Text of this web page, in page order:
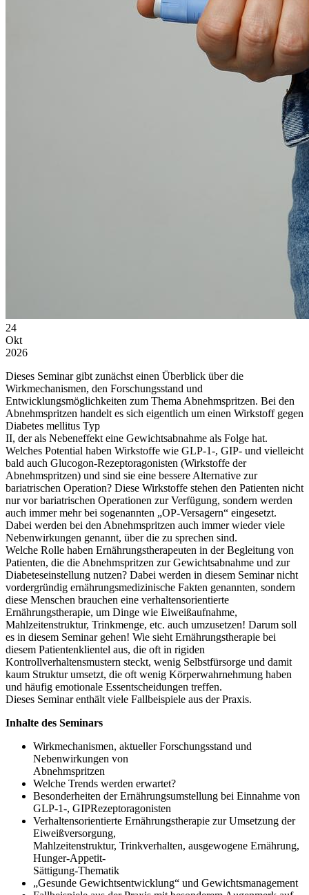
24
Okt
2026
Dieses Seminar gibt zunächst einen Überblick über die
Wirkmechanismen, den Forschungsstand und
Entwicklungsmöglichkeiten zum Thema Abnehmspritzen. Bei den
Abnehmspritzen handelt es sich eigentlich um einen Wirkstoff gegen
Diabetes mellitus Typ
II, der als Nebeneffekt eine Gewichtsabnahme als Folge hat.
Welches Potential haben Wirkstoffe wie GLP-1-, GIP- und vielleicht
bald auch Glucogon-Rezeptoragonisten (Wirkstoffe der
Abnehmspritzen) und sind sie eine bessere Alternative zur
bariatrischen Operation? Diese Wirkstoffe stehen den Patienten nicht
nur vor bariatrischen Operationen zur Verfügung, sondern werden
auch immer mehr bei sogenannten „OP-Versagern“ eingesetzt.
Dabei werden bei den Abnehmspritzen auch immer wieder viele
Nebenwirkungen genannt, über die zu sprechen sind.
Welche Rolle haben Ernährungstherapeuten in der Begleitung von
Patienten, die die Abnehmspritzen zur Gewichtsabnahme und zur
Diabeteseinstellung nutzen? Dabei werden in diesem Seminar nicht
vordergründig ernährungsmedizinische Fakten genannten, sondern
diese Menschen brauchen eine verhaltensorientierte
Ernährungstherapie, um Dinge wie Eiweißaufnahme,
Mahlzeitenstruktur, Trinkmenge, etc. auch umzusetzen! Darum soll
es in diesem Seminar gehen! Wie sieht Ernährungstherapie bei
diesem Patientenklientel aus, die oft in rigiden
Kontrollverhaltensmustern steckt, wenig Selbstfürsorge und damit
kaum Struktur umsetzt, die oft wenig Körperwahrnehmung haben
und häufig emotionale Essentscheidungen treffen.
Dieses Seminar enthält viele Fallbeispiele aus der Praxis.
Inhalte des Seminars
Wirkmechanismen, aktueller Forschungsstand und
Nebenwirkungen von
Abnehmspritzen
Welche Trends werden erwartet?
Besonderheiten der Ernährungsumstellung bei Einnahme von
GLP-1-, GIPRezeptoragonisten
Verhaltensorientierte Ernährungstherapie zur Umsetzung der
Eiweißversorgung,
Mahlzeitenstruktur, Trinkverhalten, ausgewogene Ernährung,
Hunger-Appetit-
Sättigung-Thematik
„Gesunde Gewichtsentwicklung“ und Gewichtsmanagement